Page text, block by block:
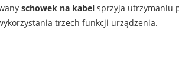
schowek na kabelsprzyja utrzymaniu
trzech funkcji urządzenia.